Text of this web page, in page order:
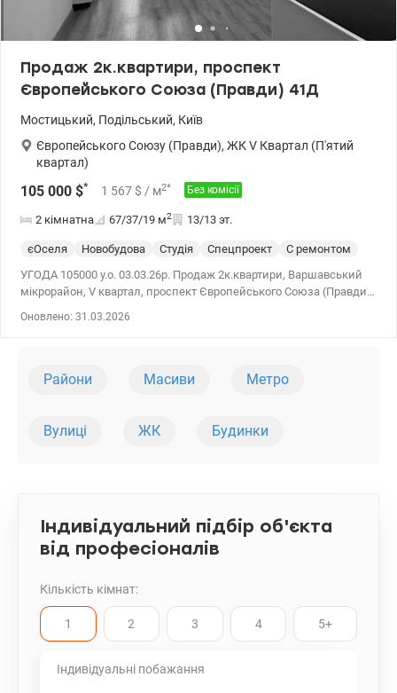
Продаж 2к.квартири, проспект
Європейського Союза (Правди) 41Д
Мостицький, Подільський, Київ
Європейського Союзу (Правди), ЖК V Квартал (П'ятий
квартал)
105 000 $* 1 567 $ / м2* Без комісії
2 кімнатна 67/37/19 м2 13/13 эт.
єОселя Новобудова Студія Спецпроект
С ремонтом
УГОДА 105000 у.о. 03.03.26р. Продаж 2к.квартири, Варшавський
мікрорайон, V квартал, проспект Європейського Союза (Правди)
років. Поруч ТРЦ Ретровіль, школи, дітячий садок. Зручна
Оновлено: 31.03.2026
Райони Масиви Метро
Вулиці ЖК Будинки
Індивідуальний підбір об'єкта
від професіоналів
Кількість кімнат:
1 2 3 4 5+